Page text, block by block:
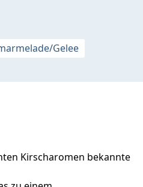
Gelee
Kirscharomen bekannte